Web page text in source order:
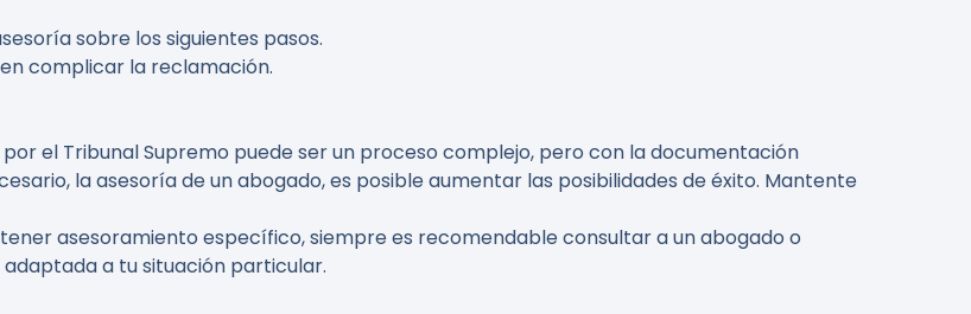
sobre los siguientes pasos.
complicar la reclamación.
el Tribunal Supremo puede ser un proceso complejo, pero con la documentación
la asesoría de un abogado, es posible aumentar las posibilidades de éxito. Mantente
asesoramiento específico, siempre es recomendable consultar a un abogado o
a tu situación particular.